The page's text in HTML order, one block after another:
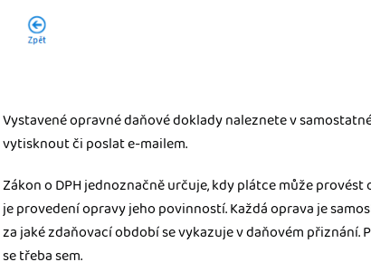
Vystavené opravné daňové doklady naleznete v
vytisknout či poslat e-mailem.
Zákon o DPH jednoznačně určuje, kdy plátce může
je provedení opravy jeho povinností. Každá oprava je
za jaké zdaňovací období se vykazuje v daňovém
se třeba sem.